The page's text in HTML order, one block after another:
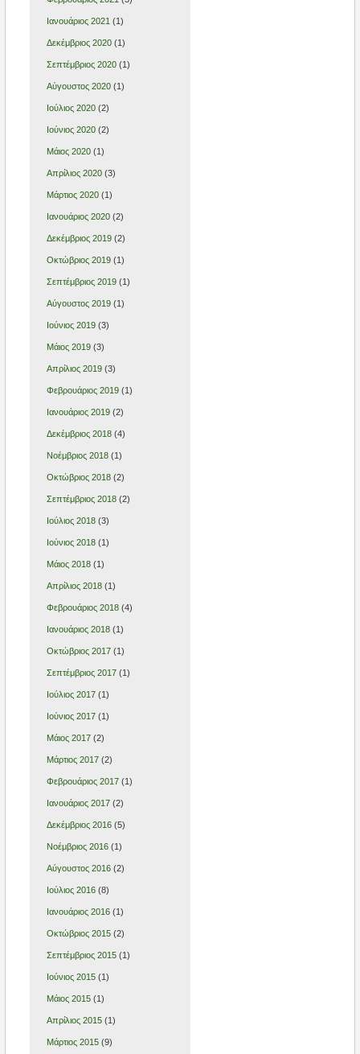
Ιανουάριος 2021 (1)
Δεκέμβριος 2020(1)
Σεπτέμβριος 2020(1)
Αύγουστος 2020(1)
Ιούλιος 2020(2)
Ιούνιος 2020(2)
Μάιος 2020(1)
Απρίλιος 2020(3)
Μάρτιος 2020(1)
Ιανουάριος 2020(2)
Δεκέμβριος 2019(2)
Οκτώβριος 2019(1)
Σεπτέμβριος 2019(1)
Αύγουστος 2019(1)
Ιούνιος 2019(3)
Μάιος 2019(3)
Απρίλιος 2019(3)
Φεβρουάριος 2019(1)
Ιανουάριος 2019(2)
Δεκέμβριος 2018(4)
Νοέμβριος 2018(1)
Οκτώβριος 2018(2)
Σεπτέμβριος 2018(2)
Ιούλιος 2018(3)
Ιούνιος 2018(1)
Μάιος 2018(1)
Απρίλιος 2018(1)
Φεβρουάριος 2018(4)
Ιανουάριος 2018(1)
Οκτώβριος 2017(1)
Σεπτέμβριος 2017(1)
Ιούλιος 2017(1)
Ιούνιος 2017(1)
Μάιος 2017(2)
Μάρτιος 2017(2)
Φεβρουάριος 2017(1)
Ιανουάριος 2017(2)
Δεκέμβριος 2016(5)
Νοέμβριος 2016(1)
Αύγουστος 2016(2)
Ιούλιος 2016(8)
Ιανουάριος 2016(1)
Οκτώβριος 2015(2)
Σεπτέμβριος 2015(1)
Ιούνιος 2015(1)
Μάιος 2015(1)
Απρίλιος 2015(1)
Μάρτιος 2015(9)